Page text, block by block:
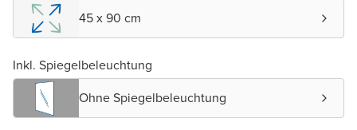
45 x 90 cm
Inkl. Spiegelbeleuchtung
Ohne Spiegelbeleuchtung